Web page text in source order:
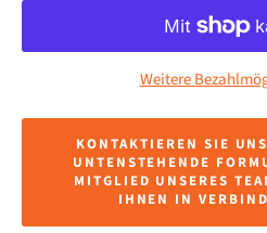
Weitere
KONTAKTIEREN SIE
UNTENSTEHENDE
MITGLIED UNSERES
IHNEN IN